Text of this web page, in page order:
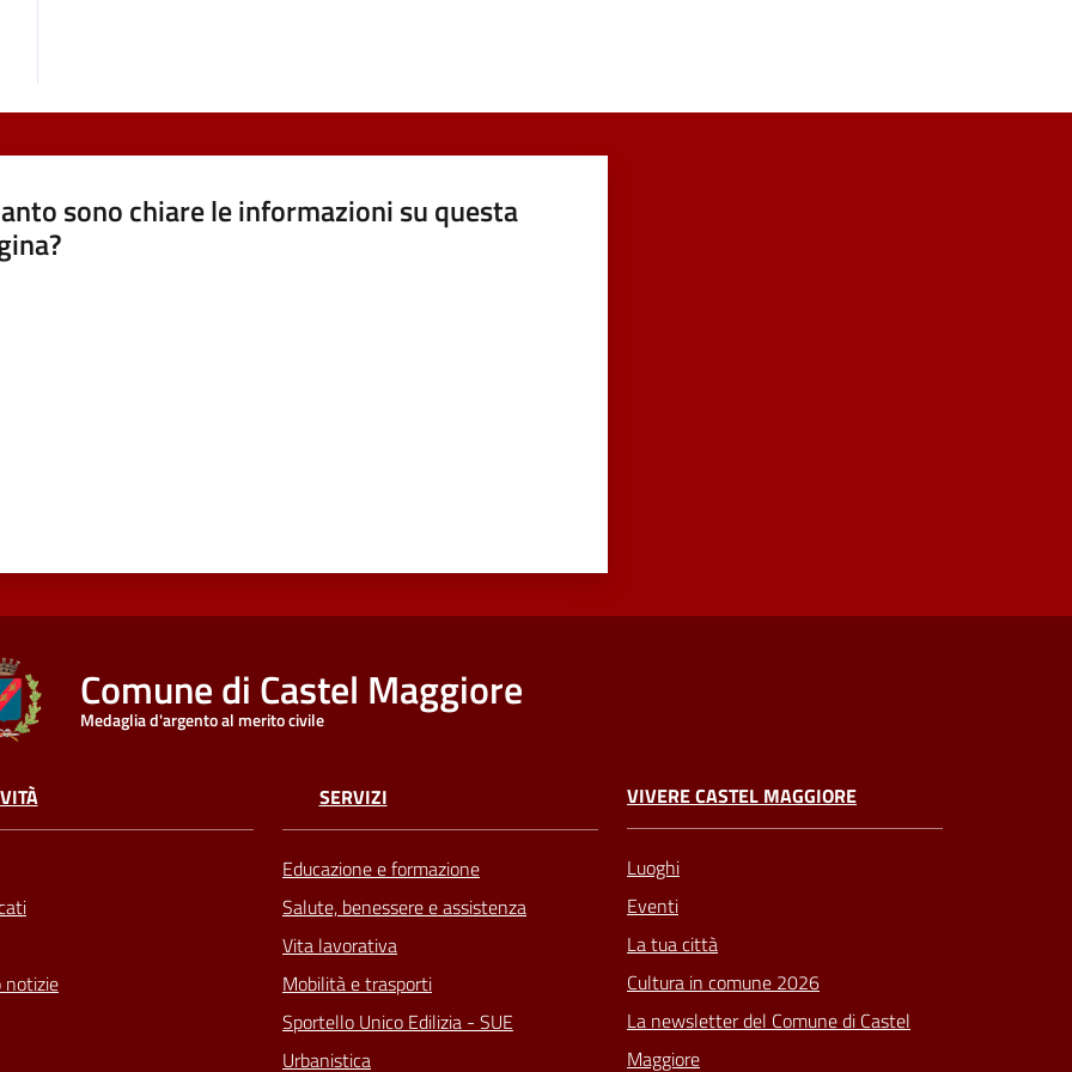
sono chiare le informazioni su questa
Comune di Castel Maggiore
Medaglia d'argento al merito civile
notizie
SERVIZI
Educazione e formazione
Salute, benessere e assistenza
Vita lavorativa
Mobilità e trasporti
Sportello Unico Edilizia - SUE
Urbanistica
VIVERE CASTEL MAGGIORE
Luoghi
Eventi
La tua città
Cultura in comune 2026
La newsletter del Comune di Castel
Maggiore